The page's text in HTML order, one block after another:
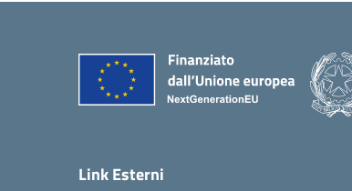
Link Esterni